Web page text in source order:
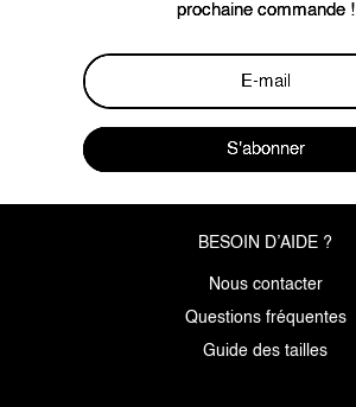
prochaine commande !
S'abonner
BESOIN D’AIDE ?
Nous contacter
Questions fréquentes
Guide des tailles